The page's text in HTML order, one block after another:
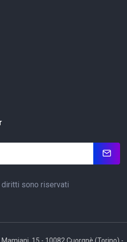
sono riservati